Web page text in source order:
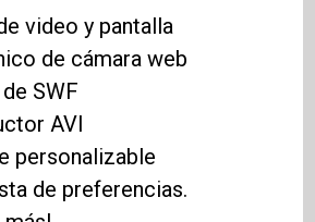
video y pantalla
de cámara web
SWF
AVI
personalizable
de preferencias.